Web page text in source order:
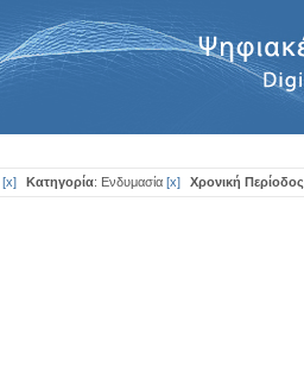
[x] Κατηγορία: Ενδυμασία [x] Χρονική Περίοδος